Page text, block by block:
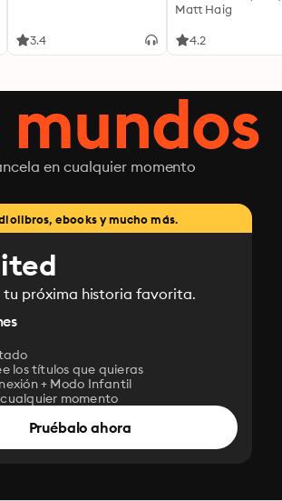
3.4
Matt Haig
4.2
en cualquier momento
ebooks y mucho más.
tu próxima historia favorita.
los títulos que quieras
+ Modo Infantil
momento
Pruébalo ahora